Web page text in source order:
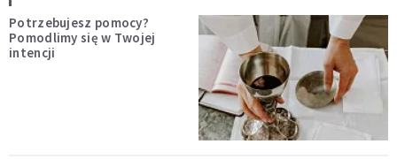
Potrzebujesz pomocy?
Pomodlimy się w Twojej
intencji